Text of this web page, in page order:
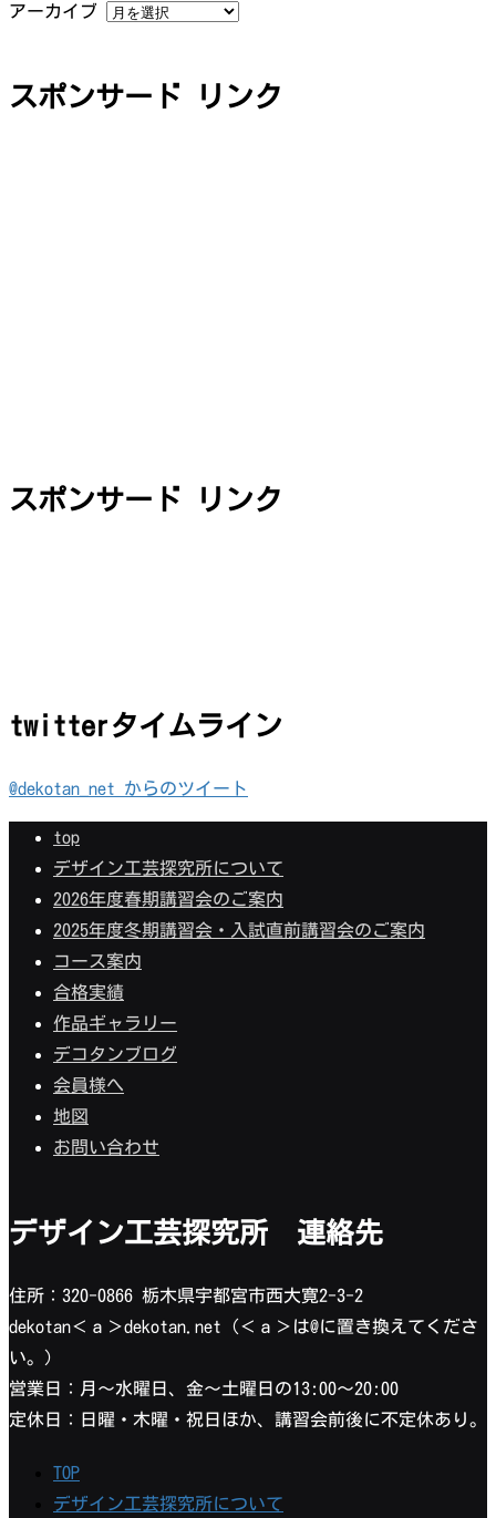
アーカイブ
スポンサード リンク
スポンサード リンク
twitterタイムライン
@dekotan_net からのツイート
top
デザイン工芸探究所について
2026年度春期講習会のご案内
2025年度冬期講習会・入試直前講習会のご案内
コース案内
合格実績
作品ギャラリー
デコタンブログ
会員様へ
地図
お問い合わせ
デザイン工芸探究所 連絡先
住所：320-0866 栃木県宇都宮市西大寛2-3-2
dekotan＜ａ＞dekotan.net（＜ａ＞は@に置き換えてくださ
い。）
営業日：月〜水曜日、金〜土曜日の13:00〜20:00
定休日：日曜・木曜・祝日ほか、講習会前後に不定休あり。
TOP
デザイン工芸探究所について